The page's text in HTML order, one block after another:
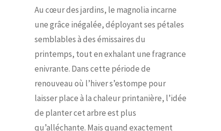
Au cœur des jardins, le magnolia incarne
une grâce inégalée, déployant ses pétales
semblables à des émissaires du
printemps, tout en exhalant une fragrance
enivrante. Dans cette période de
renouveau où l’hiver s’estompe pour
laisser place à la chaleur printanière, l’idée
de planter cet arbre est plus
qu’alléchante. Mais quand exactement